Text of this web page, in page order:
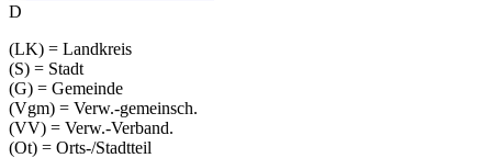
D
(LK) = Landkreis
(S) = Stadt
(G) = Gemeinde
(Vgm) = Verw.-gemeinsch.
(VV) = Verw.-Verband.
(Ot) = Orts-/Stadtteil